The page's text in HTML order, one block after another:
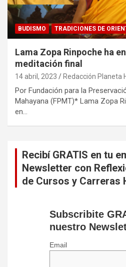
BUDISMO TRADICIONES DE
Lama Zopa Rinpoche ha
meditación final
14 abril, 2023 Redacción Planeta
Por Fundación para la
Mahayana (FPMT)* Lama Zopa
en…
Recibí GRATIS en tu
Newsletter con
de Cursos y Carreras
Subscribite
nuestro
Email